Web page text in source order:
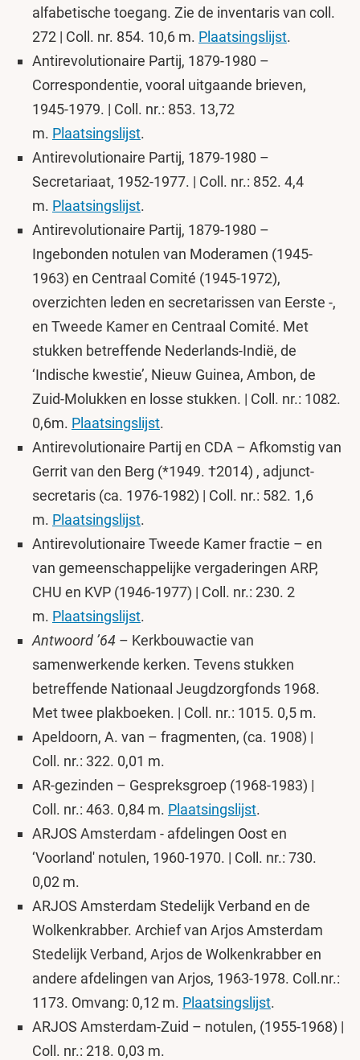
alfabetische toegang. Zie de inventaris van coll.
272 | Coll. nr. 854. 10,6 m. Plaatsingslijst.
Antirevolutionaire Partij, 1879-1980 –
Correspondentie, vooral uitgaande brieven,
1945-1979. | Coll. nr.: 853. 13,72
m. Plaatsingslijst.
Antirevolutionaire Partij, 1879-1980 –
Secretariaat, 1952-1977. | Coll. nr.: 852. 4,4
m. Plaatsingslijst.
Antirevolutionaire Partij, 1879-1980 –
Ingebonden notulen van Moderamen (1945-
1963) en Centraal Comité (1945-1972),
overzichten leden en secretarissen van Eerste -,
en Tweede Kamer en Centraal Comité. Met
stukken betreffende Nederlands-Indië, de
‘Indische kwestie’, Nieuw Guinea, Ambon, de
Zuid-Molukken en losse stukken. | Coll. nr.: 1082.
0,6m. Plaatsingslijst.
Antirevolutionaire Partij en CDA – Afkomstig van
Gerrit van den Berg (*1949. †2014) , adjunct-
secretaris (ca. 1976-1982) | Coll. nr.: 582. 1,6
m. Plaatsingslijst.
Antirevolutionaire Tweede Kamer fractie – en
van gemeenschappelijke vergaderingen ARP,
CHU en KVP (1946-1977) | Coll. nr.: 230. 2
m. Plaatsingslijst.
Antwoord ’64 – Kerkbouwactie van
samenwerkende kerken. Tevens stukken
betreffende Nationaal Jeugdzorgfonds 1968.
Met twee plakboeken. | Coll. nr.: 1015. 0,5 m.
Apeldoorn, A. van – fragmenten, (ca. 1908) |
Coll. nr.: 322. 0,01 m.
AR-gezinden – Gespreksgroep (1968-1983) |
Coll. nr.: 463. 0,84 m. Plaatsingslijst.
ARJOS Amsterdam - afdelingen Oost en
‘Voorland' notulen, 1960-1970. | Coll. nr.: 730.
0,02 m.
ARJOS Amsterdam Stedelijk Verband en de
Wolkenkrabber. Archief van Arjos Amsterdam
Stedelijk Verband, Arjos de Wolkenkrabber en
andere afdelingen van Arjos, 1963-1978. Coll.nr.:
1173. Omvang: 0,12 m. Plaatsingslijst.
ARJOS Amsterdam-Zuid – notulen, (1955-1968) |
Coll. nr.: 218. 0,03 m.